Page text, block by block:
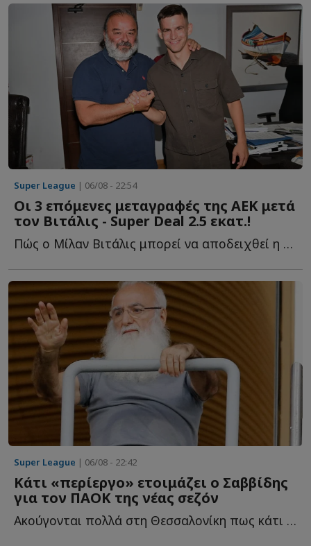
Super League | 06/08 - 22:54
Οι 3 επόμενες μεταγραφές της ΑΕΚ μετά
τον Βιτάλις - Super Deal 2.5 εκατ.!
Πώς ο Μίλαν Βιτάλις μπορεί να αποδειχθεί η μεταγραφή τ...
Super League | 06/08 - 22:42
Κάτι «περίεργο» ετοιμάζει ο Σαββίδης
για τον ΠΑΟΚ της νέας σεζόν
Ακούγονται πολλά στη Θεσσαλονίκη πως κάτι «περίεργο» ε...